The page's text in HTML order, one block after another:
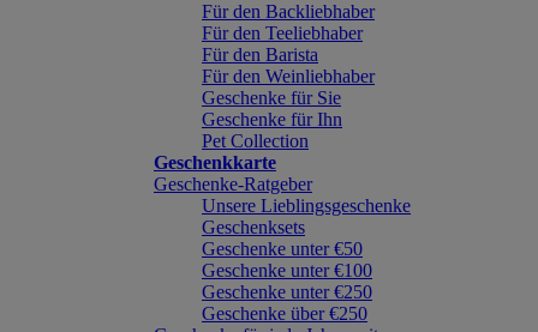
Für den Backliebhaber
Für den Teeliebhaber
Für den Barista
Für den Weinliebhaber
Geschenke für Sie
Geschenke für Ihn
Pet Collection
Geschenkkarte
Geschenke-Ratgeber
Unsere Lieblingsgeschenke
Geschenksets
Geschenke unter €50
Geschenke unter €100
Geschenke unter €250
Geschenke über €250